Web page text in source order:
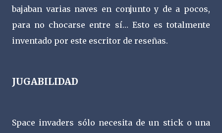
bajaban varias naves en conjunto y de a pocos,
para no chocarse entre sí… Esto es totalmente
inventado por este escritor de reseñas.
JUGABILIDAD
Space invaders sólo necesita de un stick o una